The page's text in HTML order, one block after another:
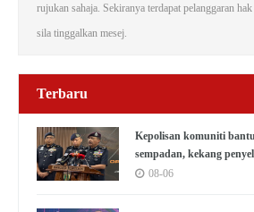
rujukan sahaja. Sekiranya terdapat pelanggaran
sila tinggalkan mesej.
Terbaru
Kepolisan komuniti
sempadan, kekang
08-06